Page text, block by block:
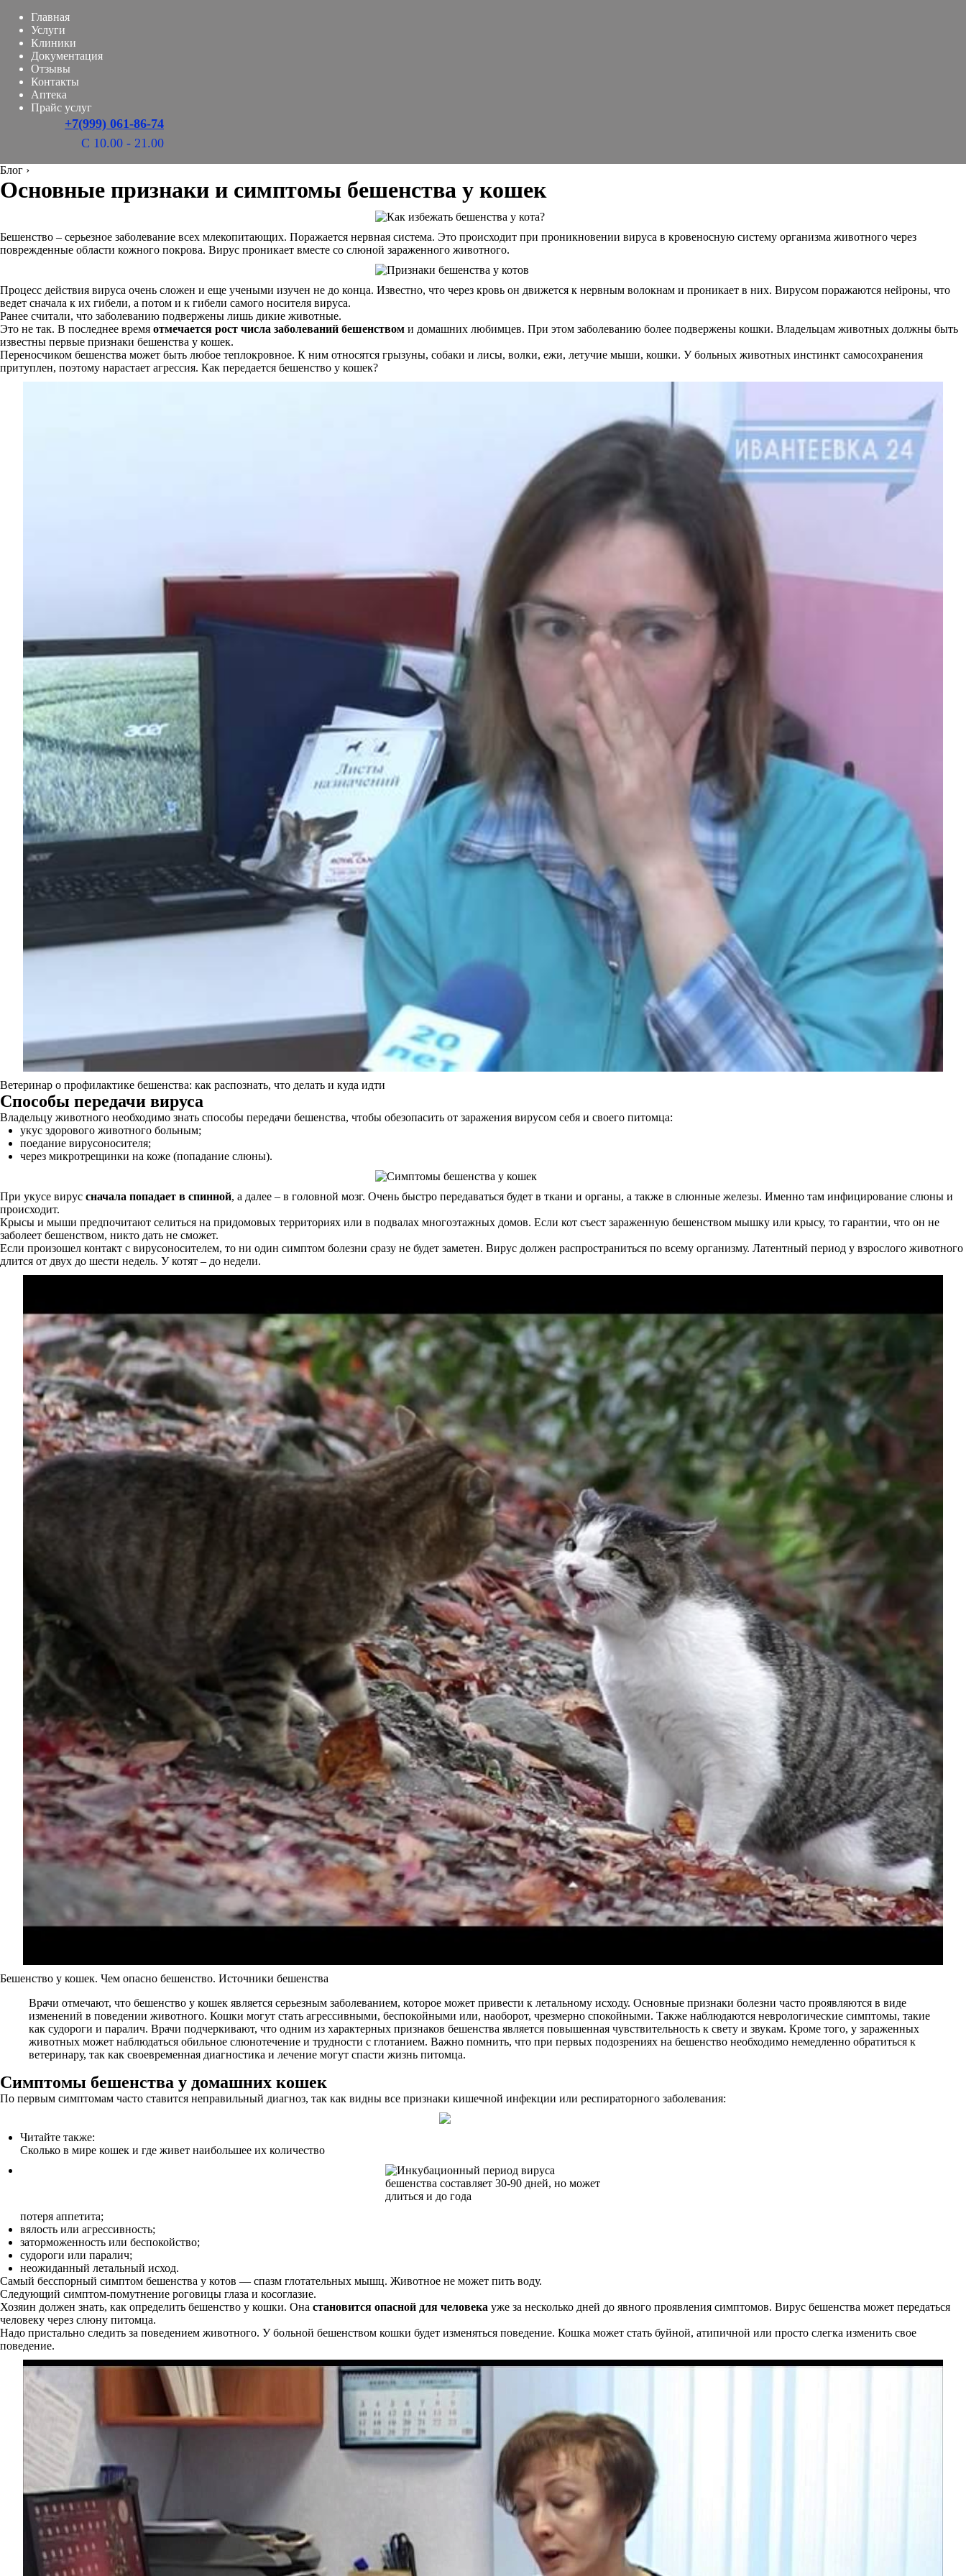
Главная
Услуги
Клиники
Документация
Отзывы
Контакты
Аптека
Прайс услуг
+7(999) 061-86-74
С 10.00 - 21.00
Блог ›
Основные признаки и симптомы бешенства у кошек
Бешенство – серьезное заболевание всех млекопитающих. Поражается нервная система. Это происходит при проникновении вируса в кровеносную систему организма животного через
поврежденные области кожного покрова. Вирус проникает вместе со слюной зараженного животного.
Процесс действия вируса очень сложен и еще учеными изучен не до конца. Известно, что через кровь он движется к нервным волокнам и проникает в них. Вирусом поражаются нейроны, что
ведет сначала к их гибели, а потом и к гибели самого носителя вируса.
Ранее считали, что заболеванию подвержены лишь дикие животные.
Это не так. В последнее время отмечается рост числа заболеваний бешенством и домашних любимцев. При этом заболеванию более подвержены кошки. Владельцам животных должны быть
известны первые признаки бешенства у кошек.
Переносчиком бешенства может быть любое теплокровное. К ним относятся грызуны, собаки и лисы, волки, ежи, летучие мыши, кошки. У больных животных инстинкт самосохранения
притуплен, поэтому нарастает агрессия. Как передается бешенство у кошек?
Ветеринар о профилактике бешенства: как распознать, что делать и куда идти
Способы передачи вируса
Владельцу животного необходимо знать способы передачи бешенства, чтобы обезопасить от заражения вирусом себя и своего питомца:
укус здорового животного больным;
поедание вирусоносителя;
через микротрещинки на коже (попадание слюны).
При укусе вирус сначала попадает в спинной, а далее – в головной мозг. Очень быстро передаваться будет в ткани и органы, а также в слюнные железы. Именно там инфицирование слюны и
происходит.
Крысы и мыши предпочитают селиться на придомовых территориях или в подвалах многоэтажных домов. Если кот съест зараженную бешенством мышку или крысу, то гарантии, что он не
заболеет бешенством, никто дать не сможет.
Если произошел контакт с вирусоносителем, то ни один симптом болезни сразу не будет заметен. Вирус должен распространиться по всему организму. Латентный период у взрослого животного
длится от двух до шести недель. У котят – до недели.
Бешенство у кошек. Чем опасно бешенство. Источники бешенства
Врачи отмечают, что бешенство у кошек является серьезным заболеванием, которое может привести к летальному исходу. Основные признаки болезни часто проявляются в виде
изменений в поведении животного. Кошки могут стать агрессивными, беспокойными или, наоборот, чрезмерно спокойными. Также наблюдаются неврологические симптомы, такие
как судороги и паралич. Врачи подчеркивают, что одним из характерных признаков бешенства является повышенная чувствительность к свету и звукам. Кроме того, у зараженных
животных может наблюдаться обильное слюнотечение и трудности с глотанием. Важно помнить, что при первых подозрениях на бешенство необходимо немедленно обратиться к
ветеринару, так как своевременная диагностика и лечение могут спасти жизнь питомца.
Симптомы бешенства у домашних кошек
По первым симптомам часто ставится неправильный диагноз, так как видны все признаки кишечной инфекции или респираторного заболевания:
Читайте также:
Сколько в мире кошек и где живет наибольшее их количество
потеря аппетита;
вялость или агрессивность;
заторможенность или беспокойство;
судороги или паралич;
неожиданный летальный исход.
Самый бесспорный симптом бешенства у котов — спазм глотательных мышц. Животное не может пить воду.
Следующий симптом-помутнение роговицы глаза и косоглазие.
Хозяин должен знать, как определить бешенство у кошки. Она становится опасной для человека уже за несколько дней до явного проявления симптомов. Вирус бешенства может передаться
человеку через слюну питомца.
Надо пристально следить за поведением животного. У больной бешенством кошки будет изменяться поведение. Кошка может стать буйной, атипичной или просто слегка изменить свое
поведение.